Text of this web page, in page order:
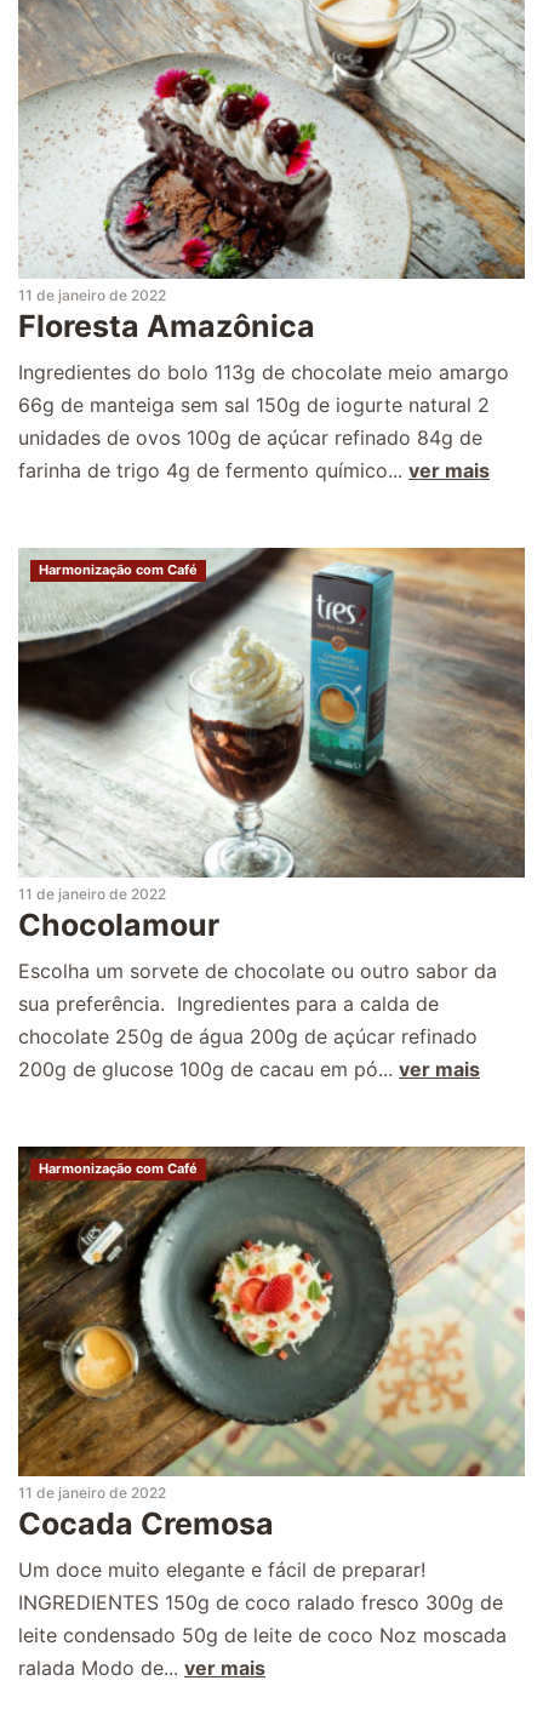
11 de janeiro de 2022
Floresta Amazônica
Ingredientes do bolo 113g de chocolate meio amargo
66g de manteiga sem sal 150g de iogurte natural 2
unidades de ovos 100g de açúcar refinado 84g de
farinha de trigo 4g de fermento químico... ver mais
Harmonização com Café
11 de janeiro de 2022
Chocolamour
Escolha um sorvete de chocolate ou outro sabor da
sua preferência. Ingredientes para a calda de
chocolate 250g de água 200g de açúcar refinado
200g de glucose 100g de cacau em pó... ver mais
Harmonização com Café
11 de janeiro de 2022
Cocada Cremosa
Um doce muito elegante e fácil de preparar!
INGREDIENTES 150g de coco ralado fresco 300g de
leite condensado 50g de leite de coco Noz moscada
ralada Modo de... ver mais